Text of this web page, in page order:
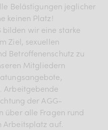
Belästigungen jeglicher
keinen Platz!
bilden wir eine starke
Ziel, sexuellen
Betroffenenschutz zu
Mitgliedern
Arbeitgebende
der AGG-
über alle Fragen rund
Arbeitsplatz auf.